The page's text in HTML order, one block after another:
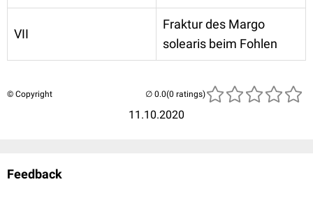
VII
Fraktur des Margo
solearis beim Fohlen
© Copyright
11.10.2020
(0 ratings)
Feedback